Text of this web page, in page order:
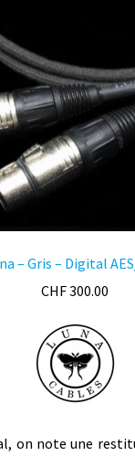
– Gris – Digital
CHF300.00
on note une